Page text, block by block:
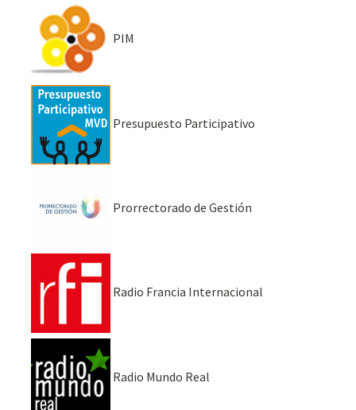
PIM
Presupuesto Participativo
Prorrectorado de Gestión
Radio Francia Internacional
Radio Mundo Real